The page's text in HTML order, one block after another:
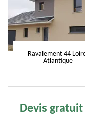
Ravalement 44
Atlantique
Devis